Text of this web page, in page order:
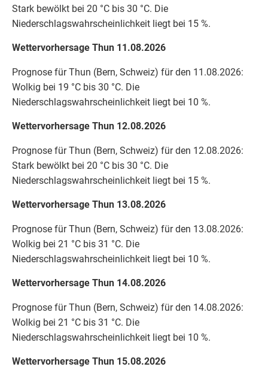
Stark bewölkt bei 20 °C bis 30 °C. Die
Niederschlagswahrscheinlichkeit liegt bei 15 %.
Wettervorhersage Thun 11.08.2026
Prognose für Thun (Bern, Schweiz) für den 11.08.2026:
Wolkig bei 19 °C bis 30 °C. Die
Niederschlagswahrscheinlichkeit liegt bei 10 %.
Wettervorhersage Thun 12.08.2026
Prognose für Thun (Bern, Schweiz) für den 12.08.2026:
Stark bewölkt bei 20 °C bis 30 °C. Die
Niederschlagswahrscheinlichkeit liegt bei 15 %.
Wettervorhersage Thun 13.08.2026
Prognose für Thun (Bern, Schweiz) für den 13.08.2026:
Wolkig bei 21 °C bis 31 °C. Die
Niederschlagswahrscheinlichkeit liegt bei 10 %.
Wettervorhersage Thun 14.08.2026
Prognose für Thun (Bern, Schweiz) für den 14.08.2026:
Wolkig bei 21 °C bis 31 °C. Die
Niederschlagswahrscheinlichkeit liegt bei 10 %.
Wettervorhersage Thun 15.08.2026